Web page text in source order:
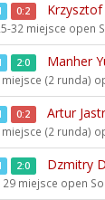
0:2
32 miejsce open
2:0 Manher
(2 runda)
0:2 Artur
(2 runda)
2:0 Dzmitry
29 miejsce open